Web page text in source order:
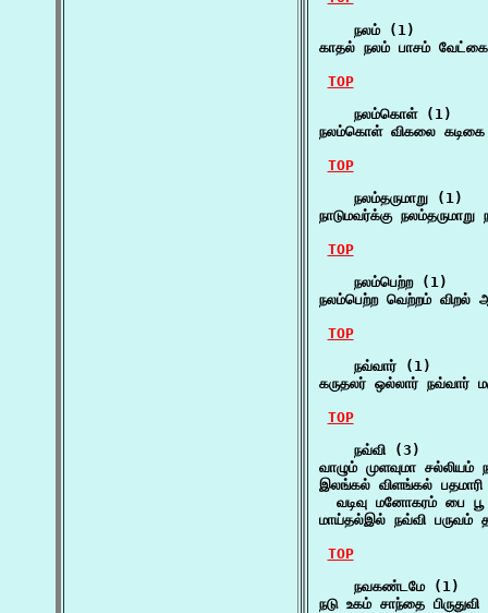
    நலம் (1)
காதல் நலம் பாசம் வேட்கை
TOP
    நலம்கொள் (1)
நலம்கொள் விகலை
TOP
    நலம்தருமாறு (1)
நாடுமவர்க்கு
TOP
    நலம்பெற்ற (1)
நலம்பெற்ற வெற்றம்
TOP
    நவ்வார் (1)
கருதலர் ஒல்லார் நவ்வார்
TOP
    நவ்வி (3)
வாழும் முளவுமா
இலங்கல் விளங்கல் பதமாரி
வடிவு மனோகரம் பை
மாய்தல்இல் நவ்வி
TOP
    நவகண்டமே (1)
நடு உகம் சாந்தை